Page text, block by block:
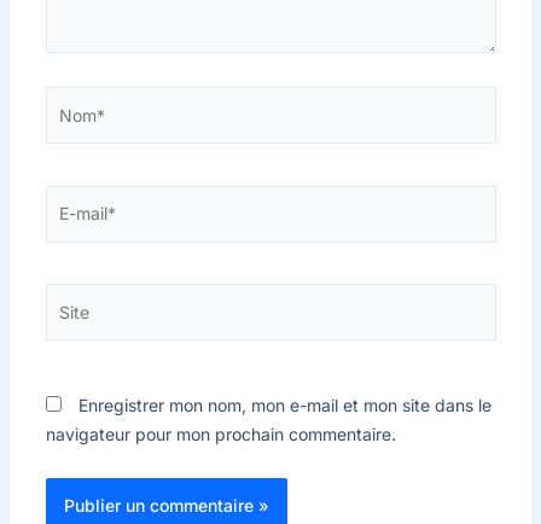
Enregistrer mon nom, mon e-mail et mon site dans le
navigateur pour mon prochain commentaire.